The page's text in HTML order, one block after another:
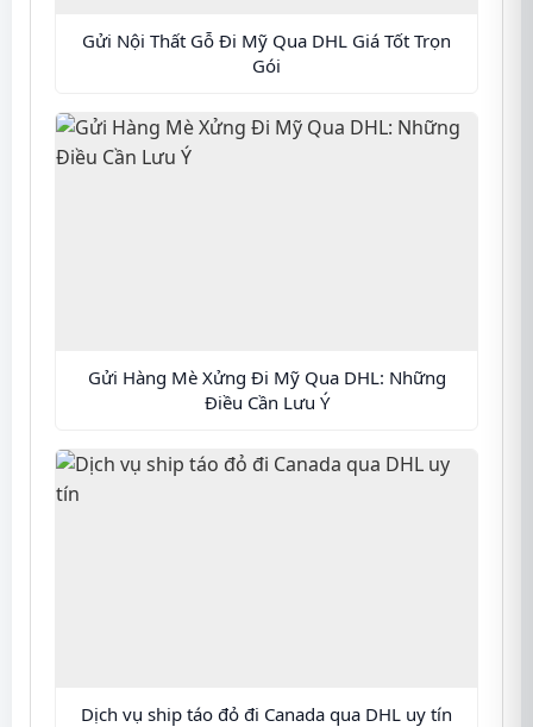
Gửi Nội Thất Gỗ Đi Mỹ Qua DHL Giá Tốt Trọn
Gói
Gửi Hàng Mè Xửng Đi Mỹ Qua DHL: Những
Điều Cần Lưu Ý
Dịch vụ ship táo đỏ đi Canada qua DHL uy tín